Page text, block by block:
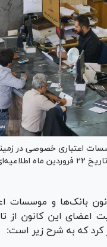
اعتباری خصوصی در
صادر کرد.
بانک‌ها و موسسات
کرد که به شرح زیر است: